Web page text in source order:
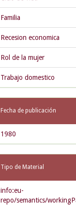
Familia
Recesion economica
Rol de la mujer
Trabajo domestico
Fecha de publicación
1980
Tipo de Material
info:eu-
repo/semantics/